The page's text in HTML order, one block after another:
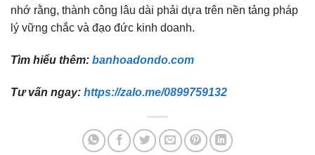
nhớ rằng, thành công lâu dài phải dựa trên nền tảng pháp
lý vững chắc và đạo đức kinh doanh.
Tìm hiểu thêm: banhoadondo.com
Tư vấn ngay: https://zalo.me/0899759132